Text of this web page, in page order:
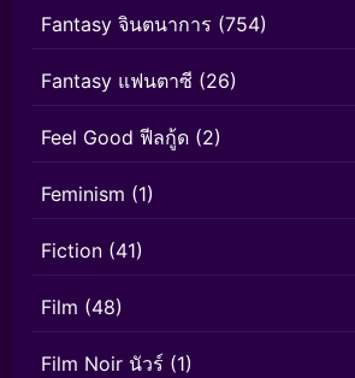
Fantasy จินตนาการ (754)
Fantasy แฟนตาซี (26)
Feel Good ฟีลกู้ด (2)
Feminism (1)
Fiction (41)
Film (48)
Film Noir นัวร์ (1)